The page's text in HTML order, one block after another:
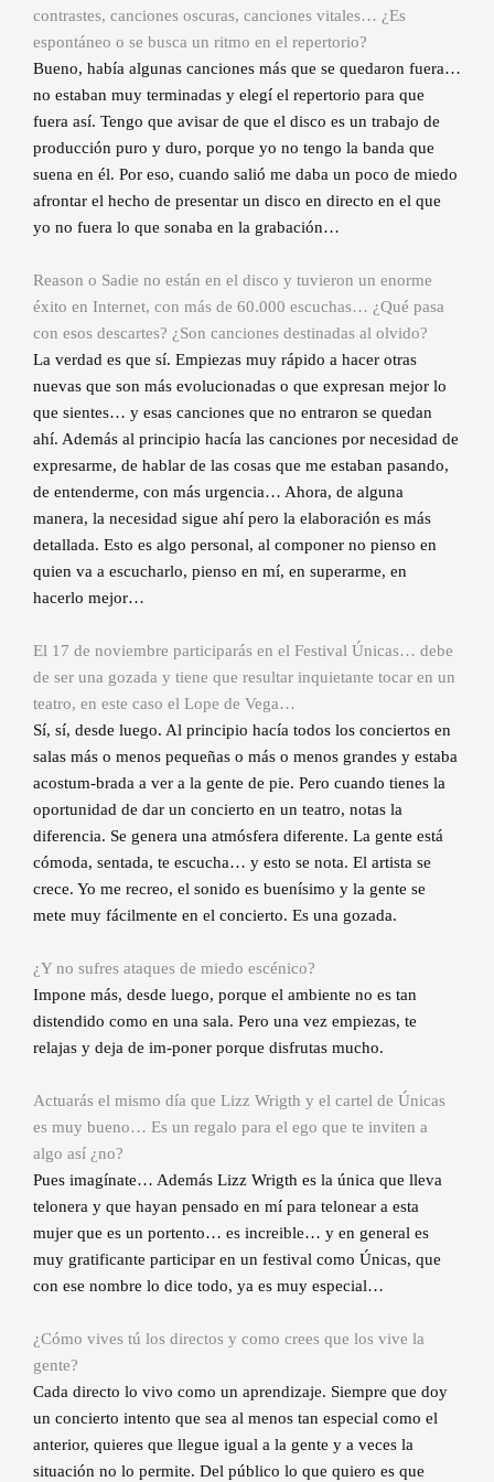
contrastes, canciones oscuras, canciones vitales… ¿Es
espontáneo o se busca un ritmo en el repertorio?
Bueno, había algunas canciones más que se quedaron fuera…
no estaban muy terminadas y elegí el repertorio para que
fuera así. Tengo que avisar de que el disco es un trabajo de
producción puro y duro, porque yo no tengo la banda que
suena en él. Por eso, cuando salió me daba un poco de miedo
afrontar el hecho de presentar un disco en directo en el que
yo no fuera lo que sonaba en la grabación…
Reason o Sadie no están en el disco y tuvieron un enorme
éxito en Internet, con más de 60.000 escuchas… ¿Qué pasa
con esos descartes? ¿Son canciones destinadas al olvido?
La verdad es que sí. Empiezas muy rápido a hacer otras
nuevas que son más evolucionadas o que expresan mejor lo
que sientes… y esas canciones que no entraron se quedan
ahí. Además al principio hacía las canciones por necesidad de
expresarme, de hablar de las cosas que me estaban pasando,
de entenderme, con más urgencia… Ahora, de alguna
manera, la necesidad sigue ahí pero la elaboración es más
detallada. Esto es algo personal, al componer no pienso en
quien va a escucharlo, pienso en mí, en superarme, en
hacerlo mejor…
El 17 de noviembre participarás en el Festival Únicas… debe
de ser una gozada y tiene que resultar inquietante tocar en un
teatro, en este caso el Lope de Vega…
Sí, sí, desde luego. Al principio hacía todos los conciertos en
salas más o menos pequeñas o más o menos grandes y estaba
acostum-brada a ver a la gente de pie. Pero cuando tienes la
oportunidad de dar un concierto en un teatro, notas la
diferencia. Se genera una atmósfera diferente. La gente está
cómoda, sentada, te escucha… y esto se nota. El artista se
crece. Yo me recreo, el sonido es buenísimo y la gente se
mete muy fácilmente en el concierto. Es una gozada.
¿Y no sufres ataques de miedo escénico?
Impone más, desde luego, porque el ambiente no es tan
distendido como en una sala. Pero una vez empiezas, te
relajas y deja de im-poner porque disfrutas mucho.
Actuarás el mismo día que Lizz Wrigth y el cartel de Únicas
es muy bueno… Es un regalo para el ego que te inviten a
algo así ¿no?
Pues imagínate… Además Lizz Wrigth es la única que lleva
telonera y que hayan pensado en mí para telonear a esta
mujer que es un portento… es increible… y en general es
muy gratificante participar en un festival como Únicas, que
con ese nombre lo dice todo, ya es muy especial…
¿Cómo vives tú los directos y como crees que los vive la
gente?
Cada directo lo vivo como un aprendizaje. Siempre que doy
un concierto intento que sea al menos tan especial como el
anterior, quieres que llegue igual a la gente y a veces la
situación no lo permite. Del público lo que quiero es que